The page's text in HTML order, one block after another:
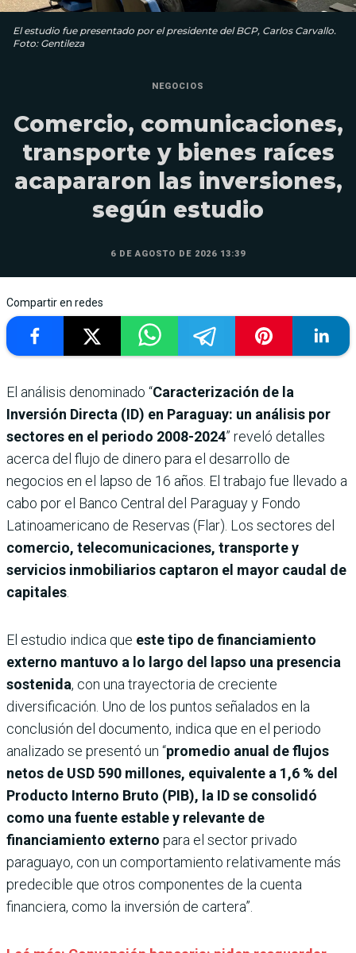
El estudio fue presentado por el presidente del BCP, Carlos Carvallo.
Foto: Gentileza
NEGOCIOS
Comercio, comunicaciones,
transporte y bienes raíces
acapararon las inversiones,
según estudio
6 DE AGOSTO DE 2026 13:39
Compartir en redes
El análisis denominado “Caracterización de la
Inversión Directa (ID) en Paraguay: un análisis por
sectores en el periodo 2008-2024” reveló detalles
acerca del flujo de dinero para el desarrollo de
negocios en el lapso de 16 años. El trabajo fue llevado a
cabo por el Banco Central del Paraguay y Fondo
Latinoamericano de Reservas (Flar). Los sectores del
comercio, telecomunicaciones, transporte y
servicios inmobiliarios captaron el mayor caudal de
capitales.
El estudio indica que este tipo de financiamiento
externo mantuvo a lo largo del lapso una presencia
sostenida, con una trayectoria de creciente
diversificación. Uno de los puntos señalados en la
conclusión del documento, indica que en el periodo
analizado se presentó un “promedio anual de flujos
netos de USD 590 millones, equivalente a 1,6 % del
Producto Interno Bruto (PIB), la ID se consolidó
como una fuente estable y relevante de
financiamiento externo para el sector privado
paraguayo, con un comportamiento relativamente más
predecible que otros componentes de la cuenta
financiera, como la inversión de cartera”.